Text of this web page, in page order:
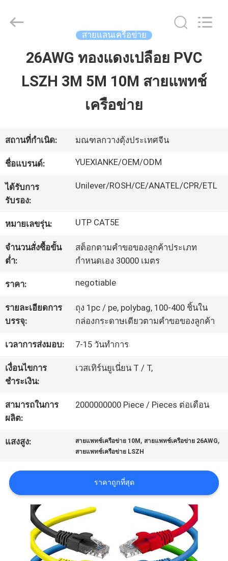
บ้าน
วิดีโอ
กับ
เรา
ทัวร์
โรงงาน
ควบคุม
คุณภาพ
ติดต่อ
เรา
ข่าว
คดี
แผนผัง
เว็บไซต์
Cable
Industry
สายแลนเครือข่าย
26AWG ทองแดงเปลือย PVC
LSZH 3M 5M 10M สายแพทช์
เครือข่าย
สถานที่กำเนิด: มณฑลกวางตุ้งประเทศจีน
ชื่อแบรนด์: YUEXIANKE/OEM/ODM
ได้รับการ
รับรอง:
Unilever/ROSH/CE/ANATEL/CPR/ETL
หมายเลขรุ่น: UTP CAT5E
จำนวนสั่งซื้อขั้น
ต่ำ:
สต็อกตามคำขอของลูกค้าประเภท
กำหนดเอง 30000 เมตร
ราคา: negotiable
รายละเอียดการ
บรรจุ:
ถุง 1pc / pe, polybag, 100-400 ชิ้นใน
กล่องกระดาษเดียวตามคำขอของลูกค้า
เวลาการส่งมอบ: 7-15 วันทำการ
เงื่อนไขการ
ชำระเงิน:
เวสเทิร์นยูเนี่ยน T / T,
สามารถในการ
ผลิต:
2000000000 Piece / Pieces ต่อเดือน
แสงสูง: สายแพทช์เครือข่าย 10M , สายแพทช์เครือข่าย 26AWG,
สายแพทช์เครือข่าย LSZH
ราคาถูกที่สุด